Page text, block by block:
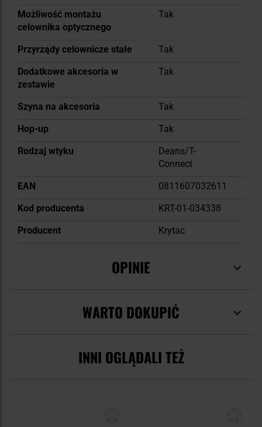
Możliwość montażu
celownika optycznego
Tak
Przyrządy celownicze stałe
Tak
Dodatkowe akcesoria w
zestawie
Tak
Szyna na akcesoria
Tak
Hop-up
Tak
Rodzaj wtyku
Deans/T-
Connect
EAN
0811607032611
Kod producenta
KRT-01-034338
Producent
Krytac
OPINIE
WARTO DOKUPIĆ
INNI OGLĄDALI TEŻ